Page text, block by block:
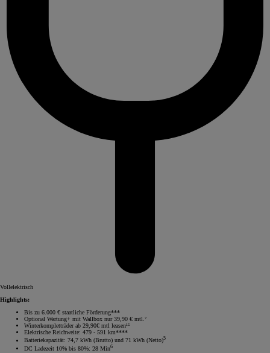
Vollelektrisch
Highlights:
Bis zu 6.000 € staatliche Förderung***
Optional Wartung+ mit Wallbox nur 39,90 € mtl.⁷
Winterkompletträder ab 29,90€ mtl leasen¹⁵
Elektrische Reichweite: 479 - 591 km****
Batteriekapazität: 74,7 kWh (Brutto) und 71 kWh (Netto)5
DC Ladezeit 10% bis 80%: 28 Min6